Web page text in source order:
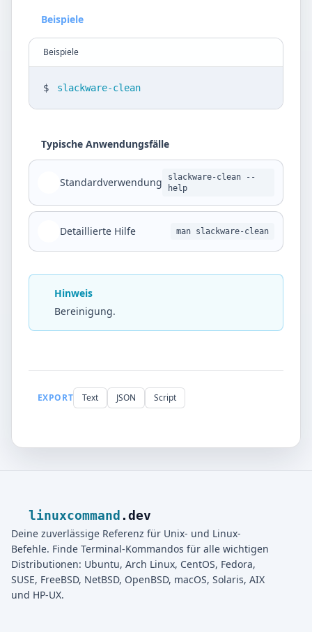
Beispiele
Beispiele
$ slackware-clean
Typische Anwendungsfälle
Standardverwendung
slackware-clean --
help
Detaillierte Hilfe man slackware-clean
Hinweis
Bereinigung.
EXPORT Text JSON Script
linuxcommand .dev
Deine zuverlässige Referenz für Unix- und Linux-
Befehle. Finde Terminal-Kommandos für alle wichtigen
Distributionen: Ubuntu, Arch Linux, CentOS, Fedora,
SUSE, FreeBSD, NetBSD, OpenBSD, macOS, Solaris, AIX
und HP-UX.